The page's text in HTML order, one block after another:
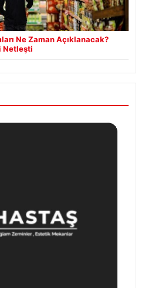
Ne Zaman Açıklanacak?
Netleşti